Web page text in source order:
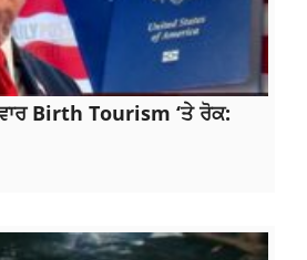
Birth Tourism ‘ਤੇ ਰੋਕ: